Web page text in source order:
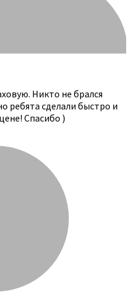
Никто не брался
ребята сделали быстро и
Спасибо )